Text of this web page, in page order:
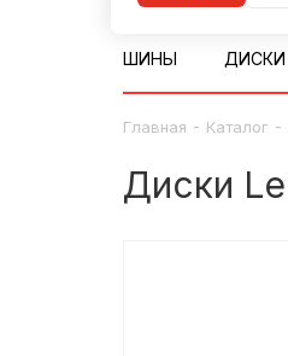
ШИНЫ ДИСКИ
Главная - Каталог -
Диски